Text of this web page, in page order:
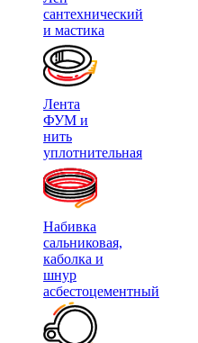
сантехнический
и мастика
Лента
ФУМ и
нить
уплотнительная
Набивка
сальниковая,
каболка и
шнур
асбестоцементный